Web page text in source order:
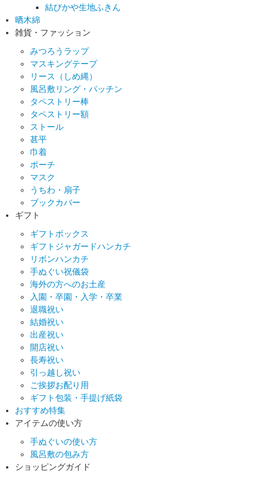
結びかや生地ふきん
晒木綿
雑貨・ファッション
みつろうラップ
マスキングテープ
リース（しめ縄）
風呂敷リング・パッチン
タペストリー棒
タペストリー額
ストール
甚平
巾着
ポーチ
マスク
うちわ・扇子
ブックカバー
ギフト
ギフトボックス
ギフトジャガードハンカチ
リボンハンカチ
手ぬぐい祝儀袋
海外の方へのお土産
入園・卒園・入学・卒業
退職祝い
結婚祝い
出産祝い
開店祝い
長寿祝い
引っ越し祝い
ご挨拶お配り用
ギフト包装・手提げ紙袋
おすすめ特集
アイテムの使い方
手ぬぐいの使い方
風呂敷の包み方
ショッピングガイド